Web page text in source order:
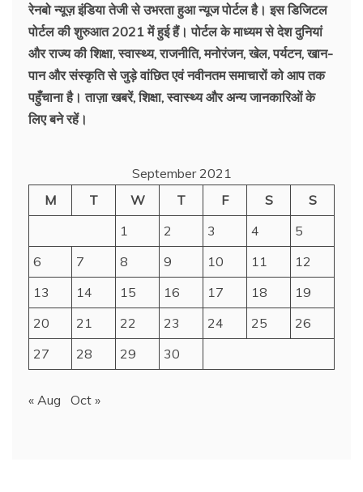
रेनबो न्यूज़ इंडिया तेजी से उभरता हुआ न्‍यूज पोर्टल है। इस डिजिटल
पोर्टल की शुरुआत 2021 में हुई हैं। पोर्टल के माध्यम से देश दुनियां
और राज्य की शिक्षा, स्वास्थ्य, राजनीति, मनोरंजन, खेल, पर्यटन, खान-
पान और संस्कृति से जुड़े वांछित एवं नवीनतम समाचारों को आप तक
पहुँचाना है। ताज़ा खबरें, शिक्षा, स्वास्थ्य और अन्य जानकारिओं के
लिए बने रहें।
September 2021
M
T W T F S
S
1
2 3 4
5
6
7 8 9 10 11
12
13
14 15 16 17 18
19
20
21 22 23 24 25
26
27
28 29 30
« Aug Oct »